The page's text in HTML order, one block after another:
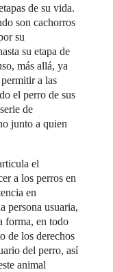
de su vida.
son cachorros
su
su etapa de
más allá, ya
a las
el perro de sus
de
junto a quien
el
a los perros en
en
persona usuaria,
forma, en todo
de los derechos
del perro, así
animal